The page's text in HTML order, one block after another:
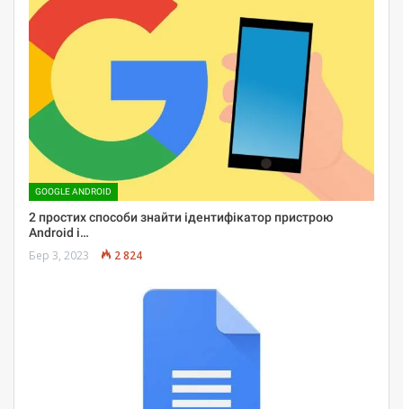
GOOGLE ANDROID
2 простих способи знайти ідентифікатор пристрою
Android і…
Бер 3, 2023 2 824